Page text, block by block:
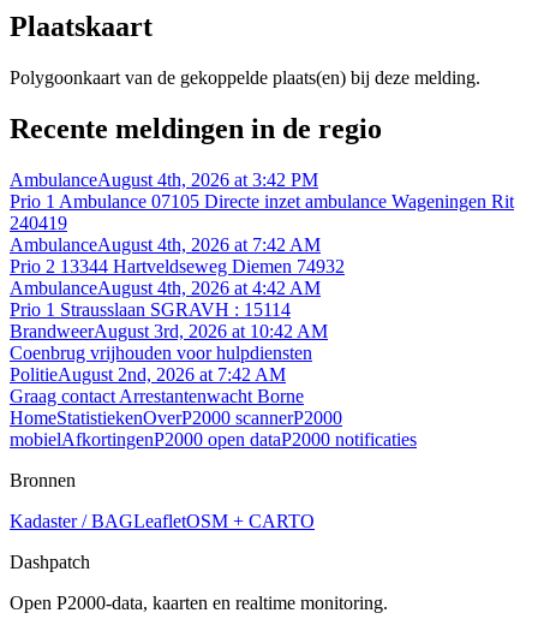
Plaatskaart
Polygoonkaart van de gekoppelde plaats(en) bij deze melding.
Recente meldingen in de regio
AmbulanceAugust 4th, 2026 at 3:42 PM
Prio 1 Ambulance 07105 Directe inzet ambulance Wageningen Rit
240419
AmbulanceAugust 4th, 2026 at 7:42 AM
Prio 2 13344 Hartveldseweg Diemen 74932
AmbulanceAugust 4th, 2026 at 4:42 AM
Prio 1 Strausslaan SGRAVH : 15114
BrandweerAugust 3rd, 2026 at 10:42 AM
Coenbrug vrijhouden voor hulpdiensten
PolitieAugust 2nd, 2026 at 7:42 AM
Graag contact Arrestantenwacht Borne
HomeStatistiekenOverP2000 scannerP2000
mobielAfkortingenP2000 open dataP2000 notificaties
Bronnen
Kadaster / BAGLeafletOSM + CARTO
Dashpatch
Open P2000-data, kaarten en realtime monitoring.